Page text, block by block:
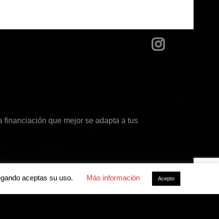
financiación que mejor se adapta a tus
aceptas su uso. Más información Acepto